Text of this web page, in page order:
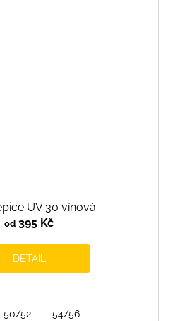
UV 30 vínová
od 395 Kč
DETAIL
50/52 54/56